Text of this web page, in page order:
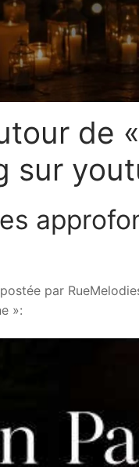
de
sur
par
»: